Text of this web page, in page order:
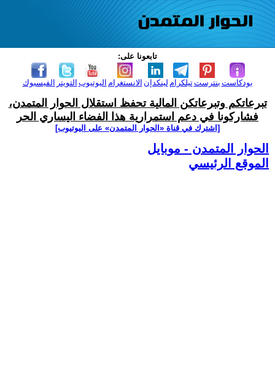
تابعونا على:
الفيسبوك التويتر اليوتيوب الانستغرام لينكدإن تيلكرامبنترست بودكاست
تبرعاتكم وتبرعاتكن المالية تحفظ استقلال الحوار المتمدن،
فشاركونا في دعم استمرارية هذا الفضاء اليساري الحر
[اشترك في قناة ‫«الحوار المتمدن» على اليوتيوب]
الحوار المتمدن - موبايل
الموقع الرئيسي